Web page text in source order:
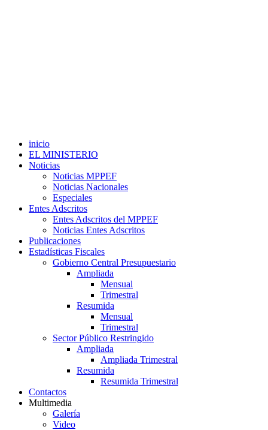
inicio
EL MINISTERIO
Noticias
Noticias MPPEF
Noticias Nacionales
Especiales
Entes Adscritos
Entes Adscritos del MPPEF
Noticias Entes Adscritos
Publicaciones
Estadísticas Fiscales
Gobierno Central Presupuestario
Ampliada
Mensual
Trimestral
Resumida
Mensual
Trimestral
Sector Público Restringido
Ampliada
Ampliada Trimestral
Resumida
Resumida Trimestral
Contactos
Multimedia
Galería
Video